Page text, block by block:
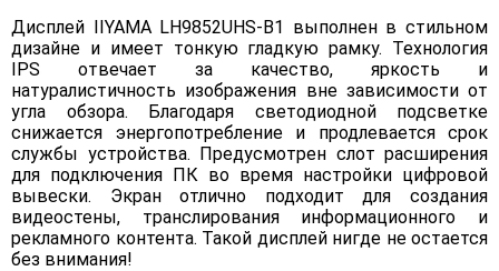
Дисплей IIYAMA LH9852UHS-B1 выполнен в стильном
дизайне и имеет тонкую гладкую рамку. Технология
IPS отвечает за качество, яркость и
натуралистичность изображения вне зависимости от
угла обзора. Благодаря светодиодной подсветке
снижается энергопотребление и продлевается срок
службы устройства. Предусмотрен слот расширения
для подключения ПК во время настройки цифровой
вывески. Экран отлично подходит для создания
видеостены, транслирования информационного и
рекламного контента. Такой дисплей нигде не остается
без внимания!